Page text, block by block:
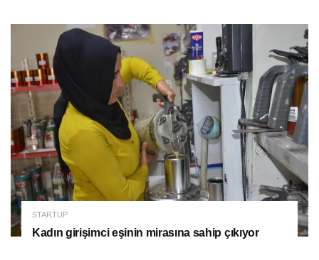
STARTUP
Kadın girişimci eşinin mirasına sahip çıkıyor